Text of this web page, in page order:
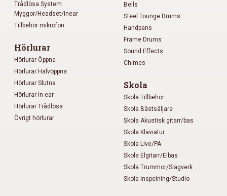
Trådlösa System
Myggor/Headset/Inear
Tillbehör mikrofon
Hörlurar
Hörlurar Öppna
Hörlurar Halvöppna
Hörlurar Slutna
Hörlurar In-ear
Hörlurar Trådlösa
Övrigt hörlurar
Bells
Steel Tounge Drums
Handpans
Frame Drums
Sound Effects
Chimes
Skola
Skola Tillbehör
Skola Bästsäljare
Skola Akustisk gitarr/bas
Skola Klaviatur
Skola Live/PA
Skola Elgitarr/Elbas
Skola Trummor/Slagverk
Skola Inspelning/Studio